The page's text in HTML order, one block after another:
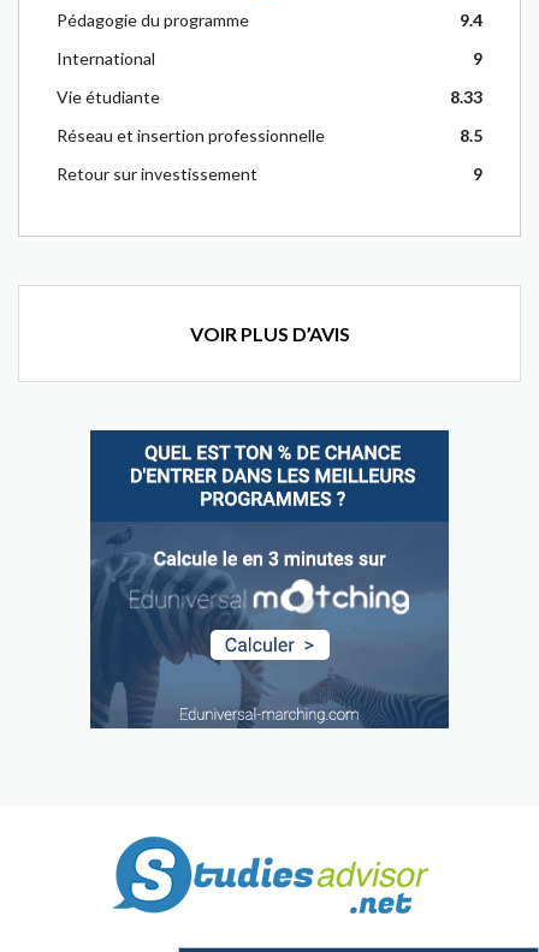
Pédagogie du programme
9.4
International
9
Vie étudiante
8.33
Réseau et insertion professionnelle
8.5
Retour sur investissement
9
VOIR PLUS D’AVIS